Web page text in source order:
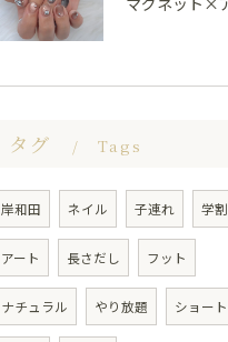
タグ Tags
岸和田 ネイル 子連れ 学割
アート 長さだし フット
ナチュラル やり放題 ショート